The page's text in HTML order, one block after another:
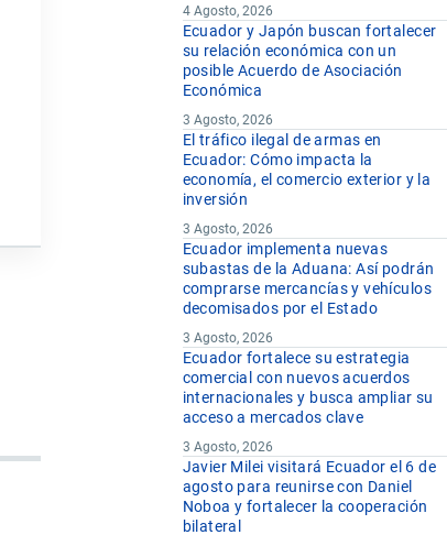
4 Agosto, 2026
Ecuador y Japón buscan fortalecer
su relación económica con un
posible Acuerdo de Asociación
Económica
3 Agosto, 2026
El tráfico ilegal de armas en
Ecuador: Cómo impacta la
economía, el comercio exterior y la
inversión
3 Agosto, 2026
Ecuador implementa nuevas
subastas de la Aduana: Así podrán
comprarse mercancías y vehículos
decomisados por el Estado
3 Agosto, 2026
Ecuador fortalece su estrategia
comercial con nuevos acuerdos
internacionales y busca ampliar su
acceso a mercados clave
3 Agosto, 2026
Javier Milei visitará Ecuador el 6 de
agosto para reunirse con Daniel
Noboa y fortalecer la cooperación
bilateral